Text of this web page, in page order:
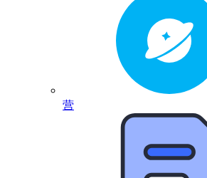
营